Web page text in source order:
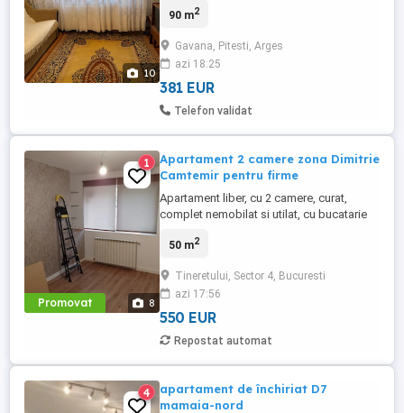
10
situat la parter inalt, 0 4 etaje, zona Pitesti -
zona linistita si curata, zona cu spatiu
verde, loc de parcare. Nr. de telefon:
Multume ...
90 m2
Gavana, Pitesti, Arges
azi 18:25
381 EUR
Telefon validat
Promovat 8
1
Apartament 2 camere zona Dimitrie
Camtemir pentru firme
Apartament liber, cu 2 camere, curat,
complet nemobilat si utilat, cu bucatarie
situat la etajul P din 8, intr-un bloc izolat
Apartamentul dispune de repartitoare de
caldura si apometre, fiind situat intr-o
zona linistita, ...
50 m2
Tineretului, Sector 4, Bucuresti
azi 17:56
550 EUR
Repostat automat
4
apartament de închiriat D7
mamaia-nord